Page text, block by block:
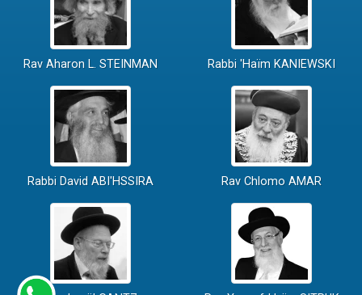
Rav Aharon L. STEINMAN Rabbi 'Haïm KANIEWSKI
Rabbi David ABI'HSSIRA Rav Chlomo AMAR